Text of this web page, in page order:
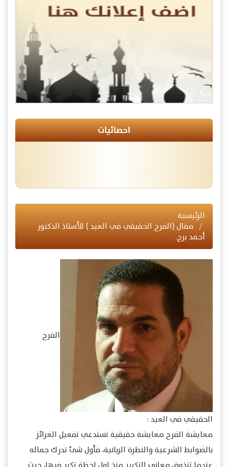
احصائيات
الرئيسية
مقال (الفرح الحقيقي في العيد ) للأستاذ الدكتور
أحمد برج.
الفرح
الحقيقي في العيد :
معايشة الفرح معايشة حقيقية تستدعي تفعيل الغرائز
بالضوابط الشرعية والنظرة الربانية، فأول شئ تدرك جماله